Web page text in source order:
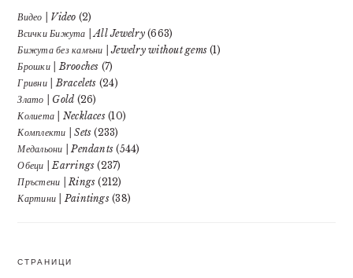
Видео | Video (2)
Всички Бижута | All Jewelry(663)
Бижута без камъни | Jewelry without gems (1)
Брошки | Brooches (7)
Гривни | Bracelets (24)
Злато | Gold (26)
Колиета | Necklaces(10)
Комплекти | Sets (233)
Медальони | Pendants (544)
Обеци | Earrings (237)
Пръстени | Rings (212)
Картини | Paintings(38)
СТРАНИЦИ